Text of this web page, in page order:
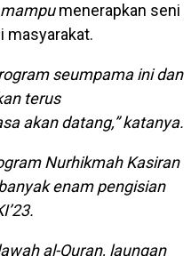
menerapkan seni
masyarakat.
seumpama ini dan
terus
akan datang,” katanya.
Nurhikmah Kasiran
enam pengisian
al-Quran, laungan